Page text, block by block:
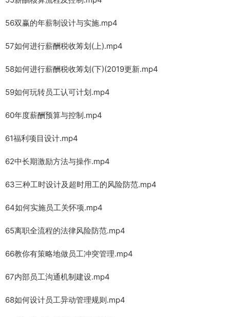
56双赢的年薪制设计与实施.mp4
57如何进行薪酬税收筹划(上).mp4
58如何进行薪酬税收筹划(下)(2019更新.mp4
59如何玩转员工认可计划.mp4
60年度薪酬预算与控制.mp4
61福利项目设计.mp4
62中长期激励方法与操作.mp4
63三种工时设计及超时用工的风险防范.mp4
64如何实施员工关怀项.mp4
65离职全流程的法律风险防范.mp4
66教你有策略地做员工冲突管理.mp4
67内部员工沟通机制建设.mp4
68如何设计员工异动管理规则.mp4